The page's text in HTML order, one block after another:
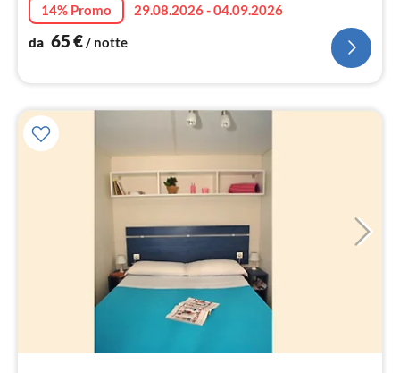
14% Promo
29.08.2026 - 04.09.2026
da 65€/ notte